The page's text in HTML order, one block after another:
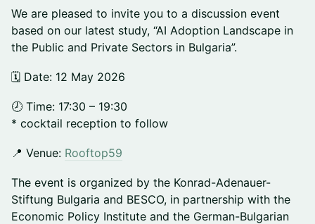
We are pleased to invite you to a discussion event
based on our latest study, “AI Adoption Landscape in
the Public and Private Sectors in Bulgaria”.
🗓️ Date: 12 May 2026
🕗 Time: 17:30 – 19:30
* cocktail reception to follow
📍 Venue: Rooftop59
The event is organized by the Konrad-Adenauer-
Stiftung Bulgaria and BESCO, in partnership with the
Economic Policy Institute and the German-Bulgarian